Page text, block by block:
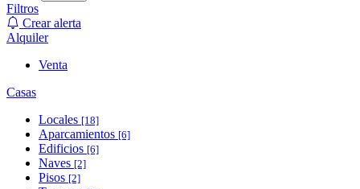
Filtros
Crear alerta
Alquiler
Venta
Casas
Locales [18]
Aparcamientos [6]
Edificios [6]
Naves [2]
Pisos [2]